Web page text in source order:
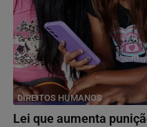
DIREITOS HUMANOS
Lei que aumenta